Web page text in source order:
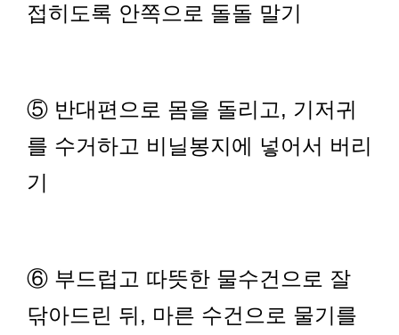
접히도록 안쪽으로 돌돌 말기
⑤ 반대편으로 몸을 돌리고, 기저귀
를 수거하고 비닐봉지에 넣어서 버리
기
⑥ 부드럽고 따뜻한 물수건으로 잘
닦아드린 뒤, 마른 수건으로 물기를